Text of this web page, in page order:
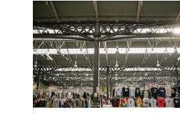
Show previous slide